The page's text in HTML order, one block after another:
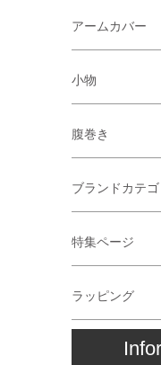
アームカバー
小物
腹巻き
ブランドカテゴ
特集ページ
ラッピング